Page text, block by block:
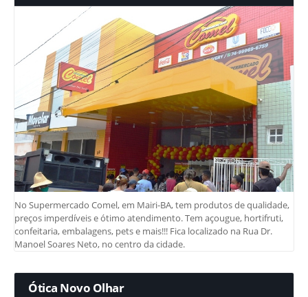
No Supermercado Comel, em Mairi-BA, tem produtos de qualidade,
preços imperdíveis e ótimo atendimento. Tem açougue, hortifruti,
confeitaria, embalagens, pets e mais!!! Fica localizado na Rua Dr.
Manoel Soares Neto, no centro da cidade.
Ótica Novo Olhar